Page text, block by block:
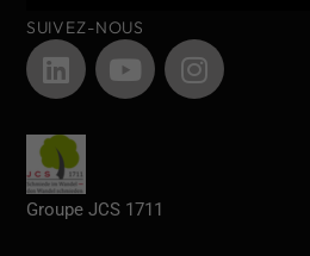
SUIVEZ-NOUS
Groupe JCS 1711